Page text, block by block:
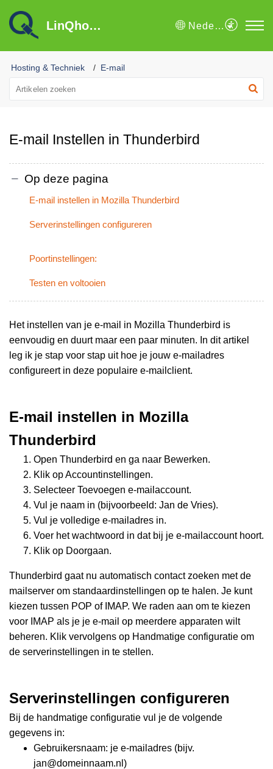
LinQhost B.V. Kennisbank Nederlands
Hosting & Techniek E-mail
E-mail Instellen in Thunderbird
Op deze pagina
E-mail instellen in Mozilla Thunderbird
Serverinstellingen configureren
Poortinstellingen:
Testen en voltooien
Het instellen van je e-mail in Mozilla Thunderbird is
eenvoudig en duurt maar een paar minuten. In dit artikel
leg ik je stap voor stap uit hoe je jouw e-mailadres
configureert in deze populaire e-mailclient.
E-mail instellen in Mozilla
Thunderbird
Open Thunderbird en ga naar Bewerken.
Klik op Accountinstellingen.
Selecteer Toevoegen e-mailaccount.
Vul je naam in (bijvoorbeeld: Jan de Vries).
Vul je volledige e-mailadres in.
Voer het wachtwoord in dat bij je e-mailaccount hoort.
Klik op Doorgaan.
Thunderbird gaat nu automatisch contact zoeken met de
mailserver om standaardinstellingen op te halen. Je kunt
kiezen tussen POP of IMAP. We raden aan om te kiezen
voor IMAP als je je e-mail op meerdere apparaten wilt
beheren. Klik vervolgens op Handmatige configuratie om
de serverinstellingen in te stellen.
Serverinstellingen configureren
Bij de handmatige configuratie vul je de volgende
gegevens in:
Gebruikersnaam: je e-mailadres (bijv.
jan@domeinnaam.nl)